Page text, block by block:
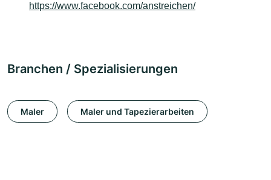
https://www.facebook.com/anstreichen/
Branchen / Spezialisierungen
Maler Maler und Tapezierarbeiten